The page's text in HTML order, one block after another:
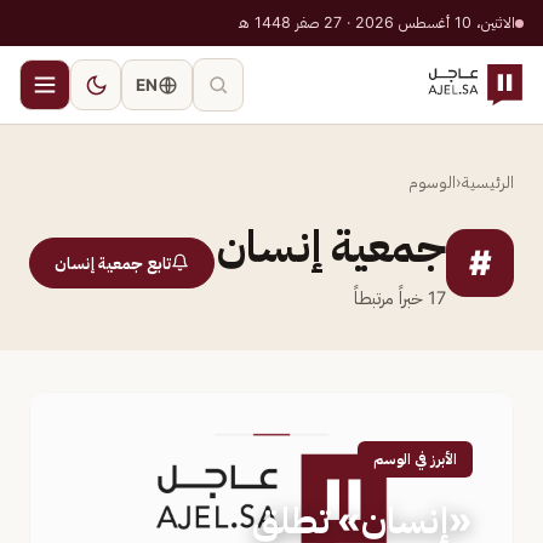
الاثنين، 10 أغسطس 2026 · 27 صفر 1448 هـ
EN
الرئيسية‹الوسوم
# جمعية إنسان
17 خبراً مرتبطاً
تابع جمعية إنسان
الأبرز في الوسم
«إنسان» تطلق